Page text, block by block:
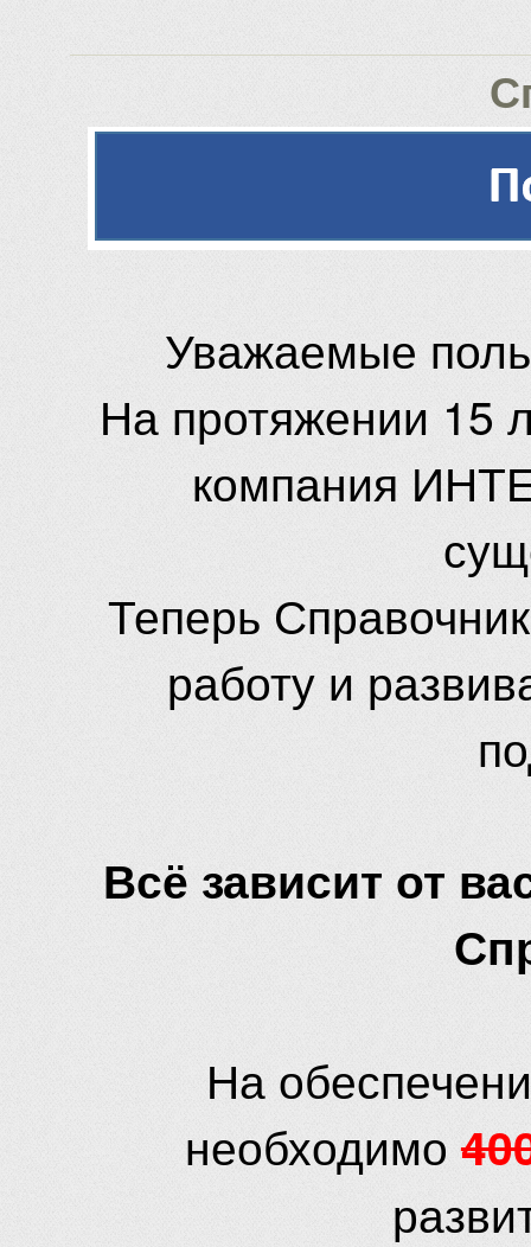
Уважаемые
На протяжении 15
компания
Теперь
работу и
Всё зависит от
На
необходимо